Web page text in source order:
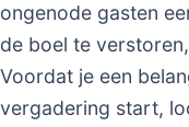
ongenode gasten
de boel te
Voordat je een
vergadering start,